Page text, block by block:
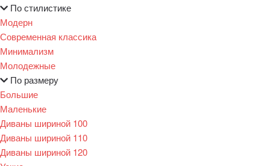
По стилистике
Модерн
Современная классика
Минимализм
Молодежные
По размеру
Большие
Маленькие
Диваны шириной 100
Диваны шириной 110
Диваны шириной 120